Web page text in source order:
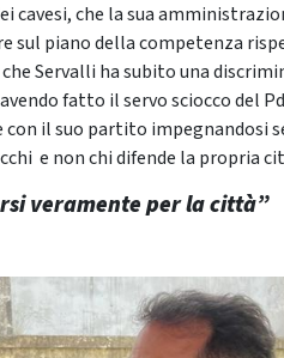
cavesi, che la sua
sul piano della competenza
Servalli ha subito una
fatto il servo sciocco del
con il suo partito
e non chi difende la propria
veramente per la città”